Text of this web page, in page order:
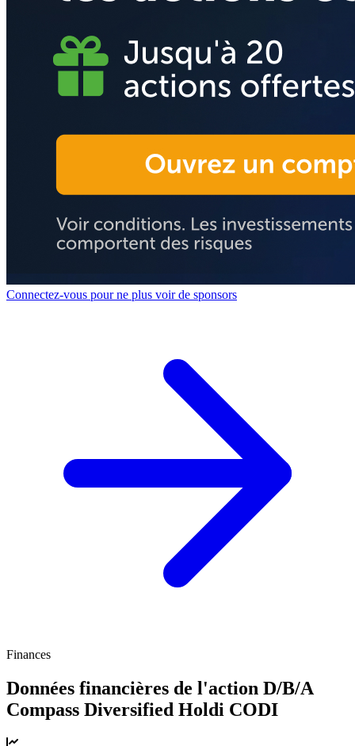
Connectez-vous pour ne plus voir de sponsors
Finances
Données financières de l'action D/B/A
Compass Diversified Holdi CODI